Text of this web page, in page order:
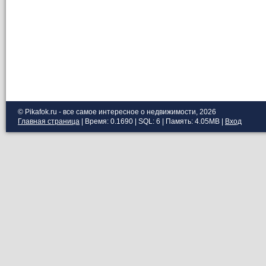
© Pikafok.ru - все самое интересное о недвижимости, 2026
Главная страница | Время: 0.1690 | SQL: 6 | Память: 4.05MB Вход